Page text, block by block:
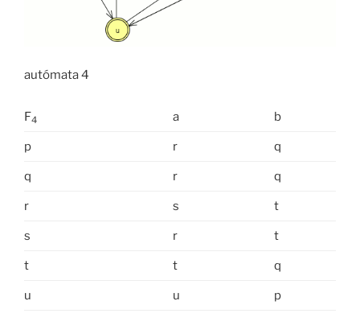
autómata 4
F4 a b
p r q
q r q
r s t
s r t
t t q
u u p